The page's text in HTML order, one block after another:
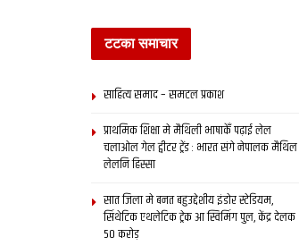
टटका समाचार
साहित्य समाद – समटल प्रकाश
प्राथमिक शि‍क्षा मे मैथि‍ली भाषाकेँ पढ़ाई लेल
चलाओल गेल ट्वीटर ट्रेंड : भारत संगे नेपालक मैथिल
लेलनि हिस्सा
सात जिला मे बनत बहुउद्देशीय इंडोर स्‍टेडि‍यम,
सिंथेटिक एथलेटिक ट्रेक आ स्विमिंग पुल, केंद्र देलक
50 करोड़